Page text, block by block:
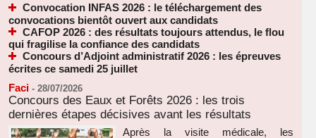
Convocation INFAS 2026 : le téléchargement des
convocations bientôt ouvert aux candidats
CAFOP 2026 : des résultats toujours attendus, le flou
qui fragilise la confiance des candidats
Concours d’Adjoint administratif 2026 : les épreuves
écrites ce samedi 25 juillet
Faci - 28/07/2026
Concours des Eaux et Forêts 2026 : les trois
dernières étapes décisives avant les résultats
Après la visite médicale, les